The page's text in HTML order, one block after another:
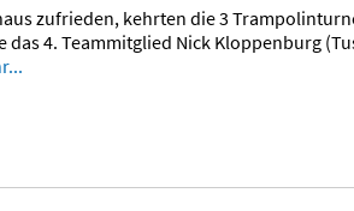
zufrieden, kehrten die 3
das 4. Teammitglied Nick Kloppenburg